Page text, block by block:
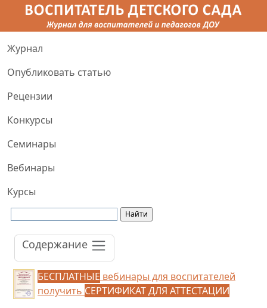
Журнал
Опубликовать статью
Рецензии
Конкурсы
Семинары
Вебинары
Курсы
Содержание
БЕСПЛАТНЫЕ вебинары для воспитателей
получить СЕРТИФИКАТ ДЛЯ АТТЕСТАЦИИ